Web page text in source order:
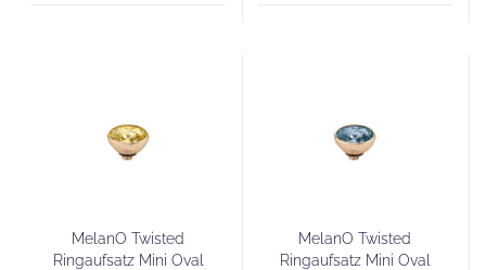
MelanO Twisted
Ringaufsatz Mini Oval
MelanO Twisted
Ringaufsatz Mini Oval